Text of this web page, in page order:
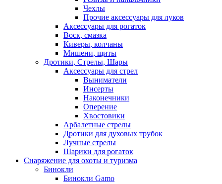
Чехлы
Прочие аксессуары для луков
Аксессуары для рогаток
Воск, смазка
Киверы, колчаны
Мишени, щиты
Дротики, Стрелы, Шары
Аксессуары для стрел
Выниматели
Инсерты
Наконечники
Оперение
Хвостовики
Арбалетные стрелы
Дротики для духовых трубок
Лучные стрелы
Шарики для рогаток
Снаряжение для охоты и туризма
Бинокли
Бинокли Gamo